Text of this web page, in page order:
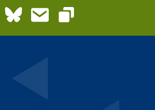
LinkedInBlueskyE-Mail
Link kopieren